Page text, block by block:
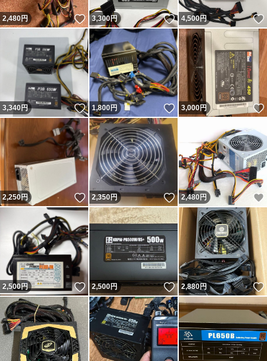
2,480円 いいね！
3,300円 いいね！
4,500円
3,340円 いいね！
1,800円 いいね！
3,000円
2,250円 いいね！
2,350円 いいね！
2,480 円
2,500円 いいね！
2,500円 いいね！
2,880円